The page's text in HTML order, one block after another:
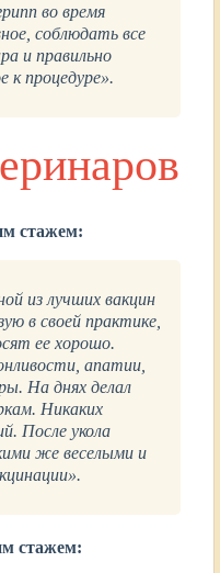
во время
соблюдать все
и правильно
процедуре».
стажем:
из лучших вакцин
в своей практике,
ее хорошо.
апатии,
На днях делал
Никаких
После укола
же веселыми и
стажем: